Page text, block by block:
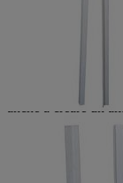
Vantaggi
Guaina di
Utilizzare
solo preserva
anche a creare un
guaina di
barriera contro
vita degli arredi e
sono disponibili in